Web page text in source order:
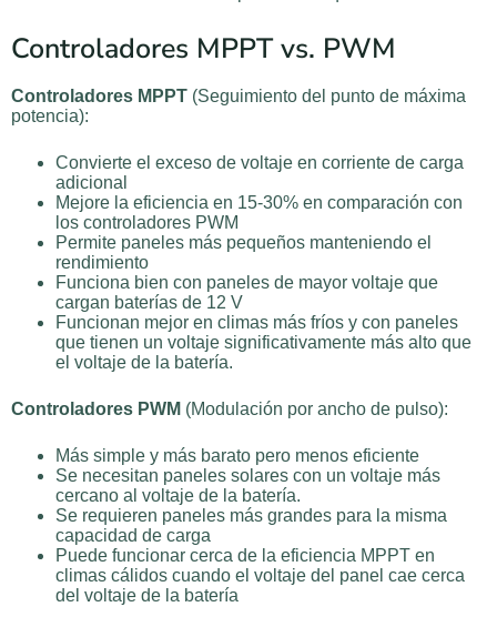
Controladores MPPT vs. PWM
Controladores MPPT (Seguimiento del punto de máxima
potencia):
Convierte el exceso de voltaje en corriente de carga
adicional
Mejore la eficiencia en 15-30% en comparación con
los controladores PWM
Permite paneles más pequeños manteniendo el
rendimiento
Funciona bien con paneles de mayor voltaje que
cargan baterías de 12 V
Funcionan mejor en climas más fríos y con paneles
que tienen un voltaje significativamente más alto que
el voltaje de la batería.
Controladores PWM (Modulación por ancho de pulso):
Más simple y más barato pero menos eficiente
Se necesitan paneles solares con un voltaje más
cercano al voltaje de la batería.
Se requieren paneles más grandes para la misma
capacidad de carga
Puede funcionar cerca de la eficiencia MPPT en
climas cálidos cuando el voltaje del panel cae cerca
del voltaje de la batería